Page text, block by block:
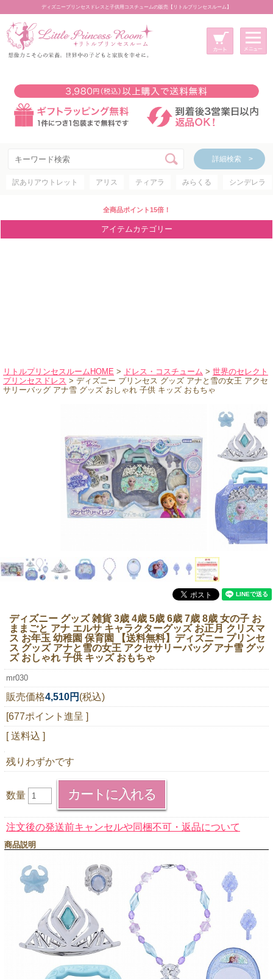
ディズニープリンセスドレスと子供用コスチュームの販売【リトルプリンセスルーム】
詳細検索 >
訳ありアウトレット アリス ティアラ みらくる シンデレラ
全商品ポイント15倍！
アイテムカテゴリー
リトルプリンセスルームHOME > ドレス・コスチューム > 世界のセレクト
プリンセスドレス > ディズニー プリンセス グッズ アナと雪の女王 アクセ
サリーバッグ アナ雪 グッズ おしゃれ 子供 キッズ おもちゃ
ディズニー グッズ 雑貨 3歳 4歳 5歳 6歳 7歳 8歳 女の子 お
ままごと アナ エルサ キャラクターグッズ お正月 クリスマ
ス お年玉 幼稚園 保育園 【送料無料】 ディズニー プリンセ
ス グッズ アナと雪の女王 アクセサリーバッグ アナ雪 グッ
ズ おしゃれ 子供 キッズ おもちゃ
mr030
販売価格4,510円 (税込)
[677ポイント進呈 ]
[ 送料込 ]
残りわずかです
数量
注文後の発送前キャンセルや同梱不可・返品について
商品説明
新規会員登録
マイページ
カート
詳細検索 >
アイテムカテゴリー
ディズニープリンセス
ディズニキャラクター
アウトレット
ショッピングインフォメーション
お支払・送料
返品・交換
サイズの測り方
よくあるご質問
ニュースレター購読
当店は持続可能な開発目標「SDGs」を推進しています。
0120-221-040